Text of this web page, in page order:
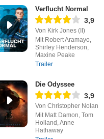
Verflucht Normal
3,9
Von Kirk Jones (II)
Mit Robert Aramayo,
Shirley Henderson,
Maxine Peake
Trailer
Die Odyssee
3,9
Von Christopher Nolan
Mit Matt Damon, Tom
Holland, Anne
Hathaway